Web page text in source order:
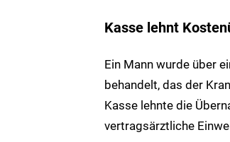
Kasse lehnt
Ein Mann wurde über
behandelt, das der
Kasse lehnte die
vertragsärztliche